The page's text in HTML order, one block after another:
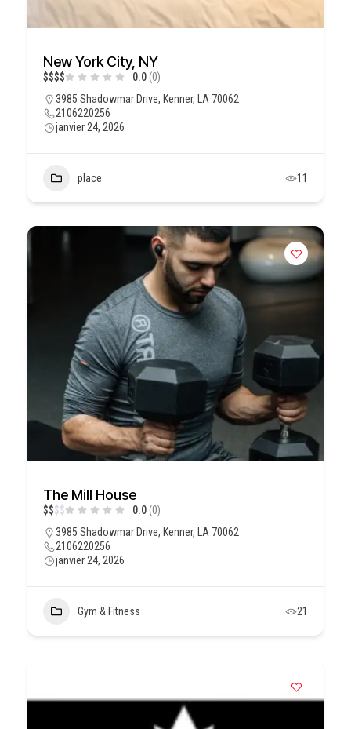
New York City, NY
$$$$ 0.0 (0)
3985 Shadowmar Drive, Kenner, LA 70062
2106220256
janvier 24, 2026
place 11
The Mill House
$$$$ 0.0 (0)
3985 Shadowmar Drive, Kenner, LA 70062
2106220256
janvier 24, 2026
Gym & Fitness 21